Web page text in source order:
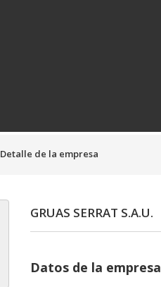
Detalle de la empresa
GRUAS SERRAT S.A.U.
Datos de la empresa